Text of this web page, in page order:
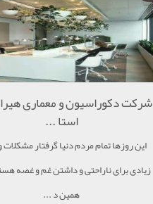
شرکت دکوراسیون و معماری
استا ...
این روزها تمام مردم دنیا گرفتار مشکلات
زیادی برای ناراحتی و داشتن غم و غصه
همین د ...